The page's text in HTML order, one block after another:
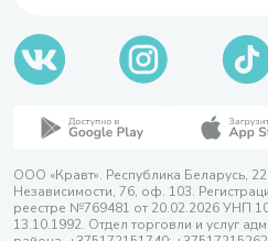
ООО «Кравт». Республика Беларусь,
Независимости, 76, оф. 103.
реестре №769481 от 20.02.2026 УНП
13.10.1992. Отдел торговли и услуг